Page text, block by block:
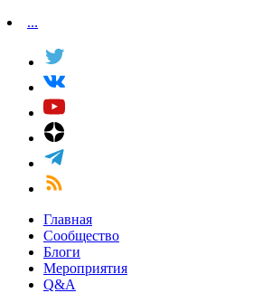
...
Главная
Сообщество
Блоги
Мероприятия
Q&A